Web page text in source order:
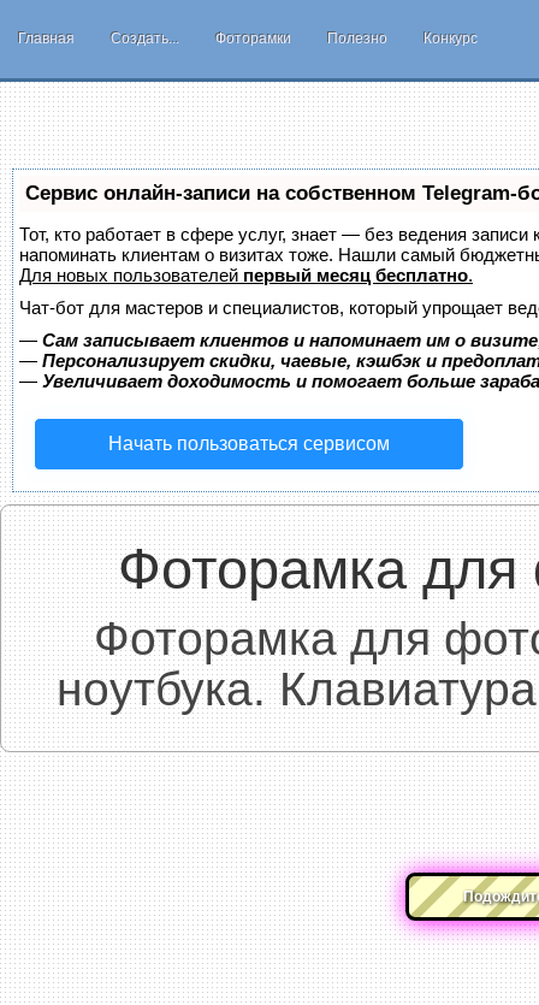
Главная Создать... Фоторамки Полезно Конкурс
Сервис онлайн-записи на собственном Telegram-
Тот, кто работает в сфере услуг, знает — без ведения
напоминать клиентам о визитах тоже. Нашли самый
Для новых пользователей первый месяц бесплатно.
Чат-бот для мастеров и специалистов, который упрощает
— Сам записывает клиентов и напоминает им о
— Персонализирует скидки, чаевые, кэшбэк и
— Увеличивает доходимость и помогает больше
Начать пользоваться сервисом
Фоторамка для
Фоторамка для
ноутбука.